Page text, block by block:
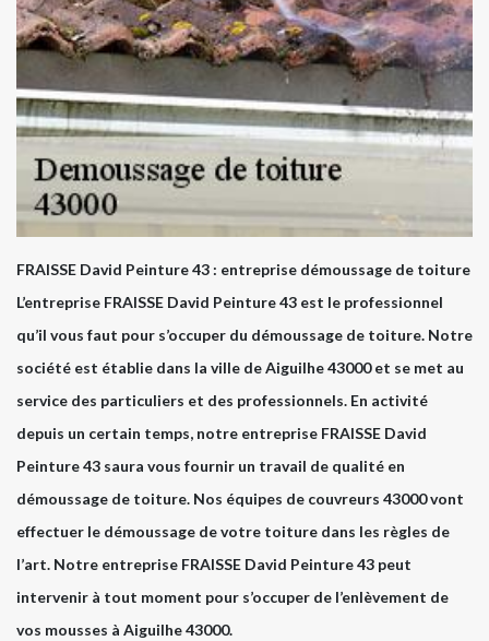
FRAISSE David Peinture 43 : entreprise démoussage de toiture
L’entreprise FRAISSE David Peinture 43 est le professionnel
qu’il vous faut pour s’occuper du démoussage de toiture. Notre
société est établie dans la ville de Aiguilhe 43000 et se met au
service des particuliers et des professionnels. En activité
depuis un certain temps, notre entreprise FRAISSE David
Peinture 43 saura vous fournir un travail de qualité en
démoussage de toiture. Nos équipes de couvreurs 43000 vont
effectuer le démoussage de votre toiture dans les règles de
l’art. Notre entreprise FRAISSE David Peinture 43 peut
intervenir à tout moment pour s’occuper de l’enlèvement de
vos mousses à Aiguilhe 43000.